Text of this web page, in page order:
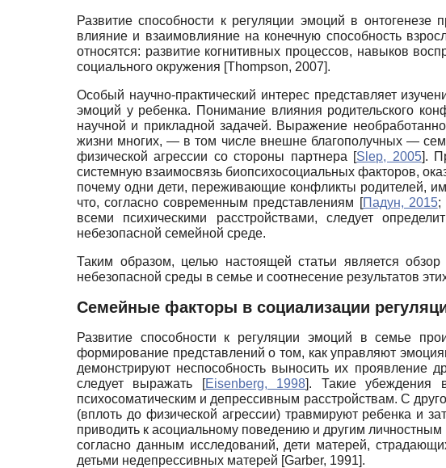
Развитие способности к регуляции эмоций в
влияние и взаимовлияние на конечную способность
относятся: развитие когнитивных процессов, навыков
социального окружения [Thompson, 2007].
Особый научно-практический интерес представляет
эмоций у ребенка. Понимание влияния родительского
научной и прикладной задачей. Выражение
жизни многих, — в том числе внешне благополучных —
физической агрессии со стороны партнера [Slep, 2005].
системную взаимосвязь биопсихосоциальных факторов,
почему одни дети, переживающие конфликты родителей,
что, согласно современным представлениям [Падун, 2015;
всеми психическими расстройствами, следует
небезопасной семейной среде.
Таким образом, целью настоящей статьи является
небезопасной среды в семье и соотнесение результатов
Семейные факторы в социализации
Развитие способности к регуляции эмоций в семье
формирование представлений о том, как управляют
демонстрируют неспособность выносить их
следует выражать
[Eisenberg, 1998]. Такие убеждения
психосоматическим и депрессивным расстройствам. С
(вплоть до физической агрессии) травмируют ребенка и
приводить к асоциальному поведению и другим
согласно данным исследований, дети матерей,
детьми недепрессивных матерей [Garber, 1991].